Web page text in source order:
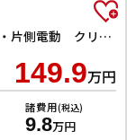
ベースグレード バックカメラ 両側スライド・片側電動 クリアランスソナー オートクルーズコントロール レーンアシスト 衝突被害軽減システム オートライト LEDヘッドランプ スマートキー アイドリングストップ
149.9万円
諸費用(税込)
9.8万円